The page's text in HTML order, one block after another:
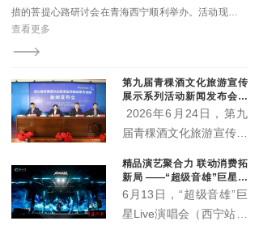
措的菩提心路研讨会在青海西宁顺利举办。活动现场正
式宣布，由江永冷周江措躬身实践总结凝练而成的《心
上的菩提路》《菩提心语·渡心筏》两部著作正式出版发
鲜活范本。
查看更多
第九届青稞酒文化旅游宣传
展示系列活动新闻发布会召
开 “土族风情美·青稞美酒
2026年6月24日，第九
届青稞酒文化旅游宣传展
互助县天佑德大酒店隆重
召开。本届活动以"土族
风情美·青稞美酒香"为主
精品演艺聚合力 联动消费拓
新局 ——“超级音雄”巨星演
唱会带动文旅市场持续升温
6月13日，“超级音雄”巨
星Live演唱会（西宁站）